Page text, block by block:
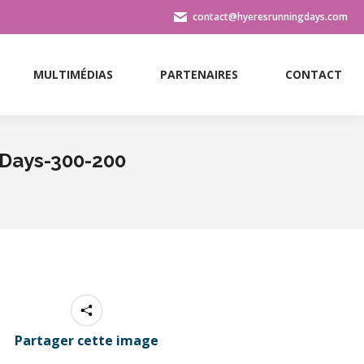
contact@hyeresrunningdays.com
MULTIMÉDIAS PARTENAIRES CONTACT
300-200
Partager cette image
MULTIMÉDIAS PARTENAIRES CONTACT